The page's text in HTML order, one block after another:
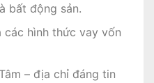
bất động sản.
các hình thức vay vốn
– địa chỉ đáng tin